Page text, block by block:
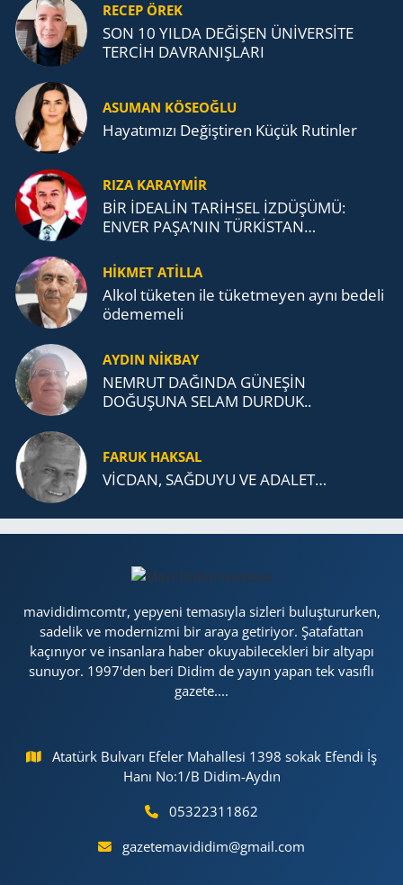
RECEP ÖREK
SON 10 YILDA DEĞİŞEN ÜNİVERSİTE
TERCİH DAVRANIŞLARI
ASUMAN KÖSEOĞLU
Ha­ya­tı­mı­zı De­ğiş­ti­ren Küçük Ru­tin­ler
RIZA KARAYMIR
BİR İDEALİN TARİHSEL İZDÜŞÜMÜ:
ENVER PAŞA’NIN TÜRKİSTAN
TEŞKİLATI’NA UZANAN MİRASI
HİKMET ATİLLA
Alkol tü­ke­ten ile tü­ket­me­yen aynı be­de­li
öde­me­me­li
AYDIN NİKBAY
NEMRUT DAĞINDA GÜNEŞİN
DOĞUŞUNA SELAM DURDUK..
FARUK HAKSAL
VİCDAN, SAĞ­DU­YU VE ADA­LET…
mavididimcomtr, yepyeni temasıyla sizleri buluştururken,
sadelik ve modernizmi bir araya getiriyor. Şatafattan
kaçınıyor ve insanlara haber okuyabilecekleri bir altyapı
sunuyor. 1997'den beri Didim de yayın yapan tek vasıflı
gazete....
Atatürk Bulvarı Efeler Mahallesi 1398 sokak Efendi İş
Hanı No:1/B Didim-Aydın
05322311862
gazetemavididim@gmail.com